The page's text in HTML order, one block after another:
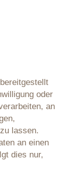
oder
an
lassen.
an einen
dies nur,